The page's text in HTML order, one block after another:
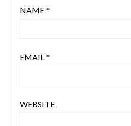
NAME*
EMAIL*
WEBSITE